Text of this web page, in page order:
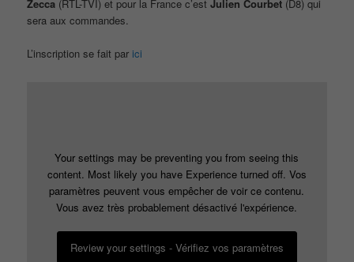
Zecca (RTL-TVI) et pour la France c’estJulien Courbet (D8) qui
sera aux commandes.
L’inscription se fait par ici
Your settings may be preventing you from seeing this
content. Most likely you have Experience turned off. Vos
paramètres peuvent vous empêcher de voir ce contenu.
Vous avez très probablement désactivé l'expérience.
Review your settings - Vérifiez vos paramètres